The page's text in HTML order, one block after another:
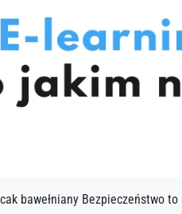
Podkładki pod kubek
Torby bawełniane
bawełniany Bezpieczeństwo to